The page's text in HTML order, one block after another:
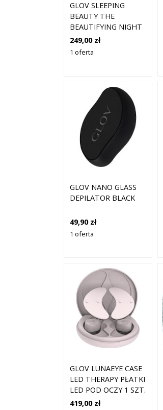
GLOV SLEEPING
BEAUTY THE
BEAUTIFYING NIGHT
PILLOW PODUSZKA 1
SZT.
249,00 zł
1 oferta
GLOV NANO GLASS
DEPILATOR BLACK
49,90 zł
1 oferta
GLOV LUNAEYE CASE
LED THERAPY PŁATKI
LED POD OCZY 1 SZT.
419,00 zł